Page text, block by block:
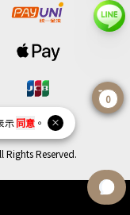
示 同意。
Reserved.
0